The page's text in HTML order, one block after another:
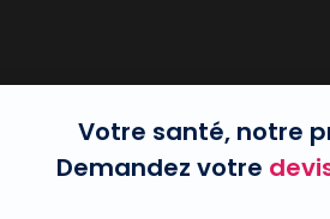
Votre santé, notre
Demandez votre